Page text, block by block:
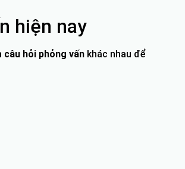
hiện nay
câu hỏi phỏng vấn khác nhau để